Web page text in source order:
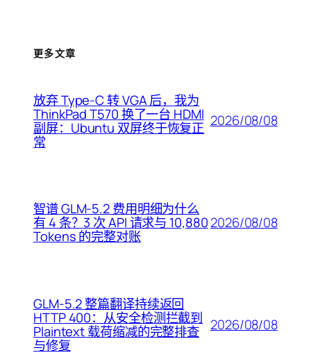
更多文章
放弃 Type-C 转 VGA 后，我为
ThinkPad T570 换了一台 HDMI
副屏：Ubuntu 双屏终于恢复正
常
2026/08/08
智谱 GLM-5.2 费用明细为什么
有 4 条？3 次 API 请求与 10,880
Tokens 的完整对账
2026/08/08
GLM-5.2 整篇翻译持续返回
HTTP 400：从安全检测拦截到
Plaintext 载荷缩减的完整排查
与修复
2026/08/08